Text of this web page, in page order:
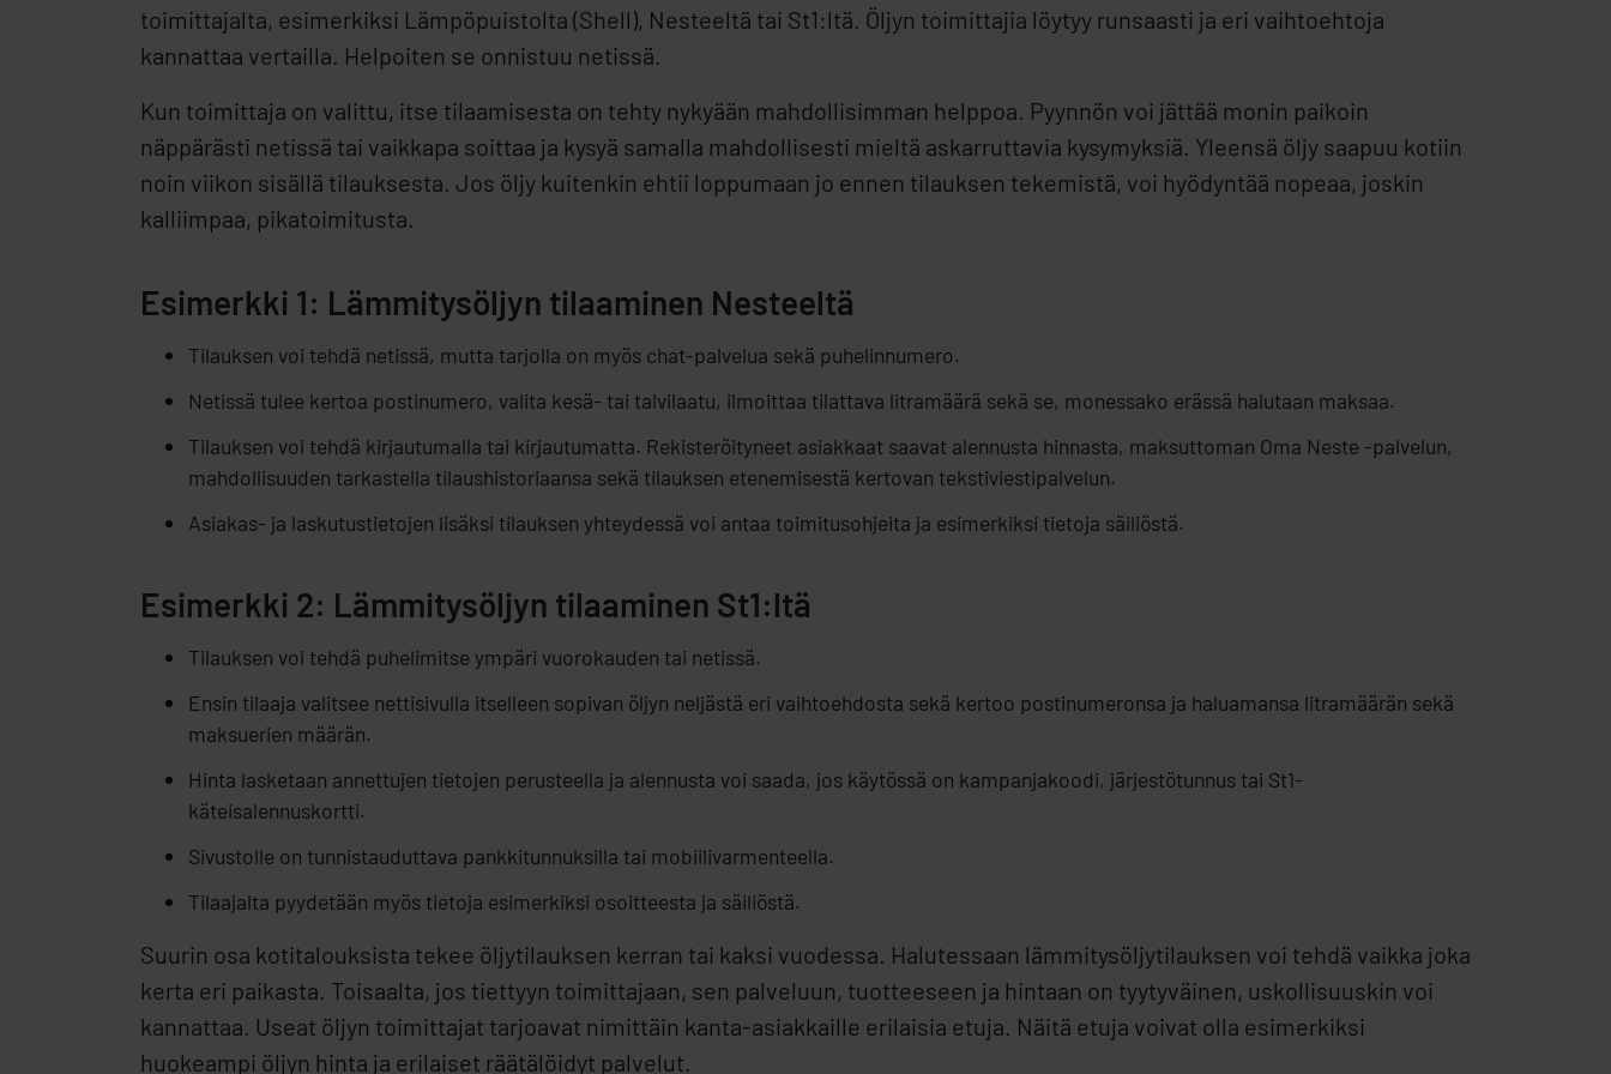
toimittajalta, esimerkiksi Lämpöpuistolta (Shell), Nesteeltä tai St1:ltä. Öljyn toimittajia löytyy runsaasti ja eri vaihtoehtoja
kannattaa vertailla. Helpoiten se onnistuu netissä.
Kun toimittaja on valittu, itse tilaamisesta on tehty nykyään mahdollisimman helppoa. Pyynnön voi jättää monin paikoin
näppärästi netissä tai vaikkapa soittaa ja kysyä samalla mahdollisesti mieltä askarruttavia kysymyksiä. Yleensä öljy saapuu kotiin
noin viikon sisällä tilauksesta. Jos öljy kuitenkin ehtii loppumaan jo ennen tilauksen tekemistä, voi hyödyntää nopeaa, joskin
kalliimpaa, pikatoimitusta.
Esimerkki 1: Lämmitysöljyn tilaaminen Nesteeltä
Tilauksen voi tehdä netissä, mutta tarjolla on myös chat-palvelua sekä puhelinnumero.
Netissä tulee kertoa postinumero, valita kesä- tai talvilaatu, ilmoittaa tilattava litramäärä sekä se, monessako erässä halutaan maksaa.
Tilauksen voi tehdä kirjautumalla tai kirjautumatta. Rekisteröityneet asiakkaat saavat alennusta hinnasta, maksuttoman Oma Neste -palvelun,
mahdollisuuden tarkastella tilaushistoriaansa sekä tilauksen etenemisestä kertovan tekstiviestipalvelun.
Asiakas- ja laskutustietojen lisäksi tilauksen yhteydessä voi antaa toimitusohjeita ja esimerkiksi tietoja säiliöstä.
Esimerkki 2: Lämmitysöljyn tilaaminen St1:ltä
Tilauksen voi tehdä puhelimitse ympäri vuorokauden tai netissä.
Ensin tilaaja valitsee nettisivulla itselleen sopivan öljyn neljästä eri vaihtoehdosta sekä kertoo postinumeronsa ja haluamansa litramäärän sekä
maksuerien määrän.
Hinta lasketaan annettujen tietojen perusteella ja alennusta voi saada, jos käytössä on kampanjakoodi, järjestötunnus tai St1-
käteisalennuskortti.
Sivustolle on tunnistauduttava pankkitunnuksilla tai mobiilivarmenteella.
Tilaajalta pyydetään myös tietoja esimerkiksi osoitteesta ja säiliöstä.
Suurin osa kotitalouksista tekee öljytilauksen kerran tai kaksi vuodessa. Halutessaan lämmitysöljytilauksen voi tehdä vaikka joka
kerta eri paikasta. Toisaalta, jos tiettyyn toimittajaan, sen palveluun, tuotteeseen ja hintaan on tyytyväinen, uskollisuuskin voi
kannattaa. Useat öljyn toimittajat tarjoavat nimittäin kanta-asiakkaille erilaisia etuja. Näitä etuja voivat olla esimerkiksi
huokeampi öljyn hinta ja erilaiset räätälöidyt palvelut.